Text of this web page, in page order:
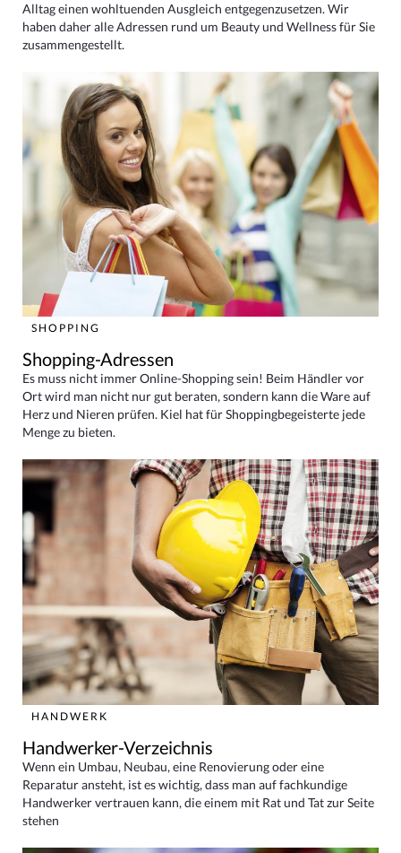
Alltag einen wohltuenden Ausgleich entgegenzusetzen. Wir
haben daher alle Adressen rund um Beauty und Wellness für Sie
zusammengestellt.
SHOPPING
Shopping-Adressen
Es muss nicht immer Online-Shopping sein! Beim Händler vor
Ort wird man nicht nur gut beraten, sondern kann die Ware auf
Herz und Nieren prüfen. Kiel hat für Shoppingbegeisterte jede
Menge zu bieten.
HANDWERK
Handwerker-Verzeichnis
Wenn ein Umbau, Neubau, eine Renovierung oder eine
Reparatur ansteht, ist es wichtig, dass man auf fachkundige
Handwerker vertrauen kann, die einem mit Rat und Tat zur Seite
stehen